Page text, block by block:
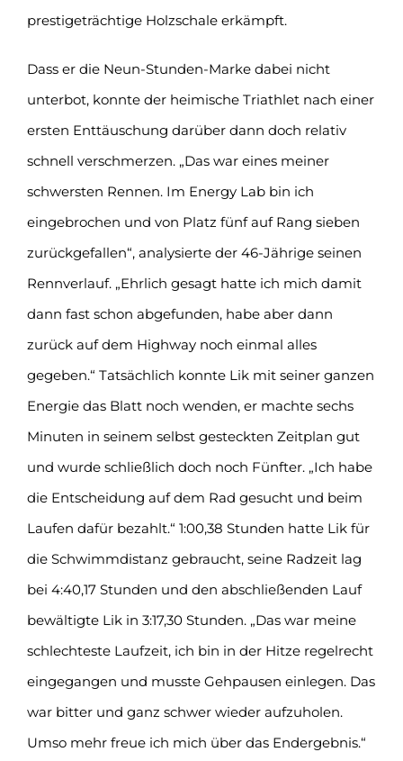
prestigeträchtige Holzschale erkämpft.
Dass er die Neun-Stunden-Marke dabei nicht
unterbot, konnte der heimische Triathlet nach einer
ersten Enttäuschung darüber dann doch relativ
schnell verschmerzen. „Das war eines meiner
schwersten Rennen. Im Energy Lab bin ich
eingebrochen und von Platz fünf auf Rang sieben
zurückgefallen“, analysierte der 46-Jährige seinen
Rennverlauf. „Ehrlich gesagt hatte ich mich damit
dann fast schon abgefunden, habe aber dann
zurück auf dem Highway noch einmal alles
gegeben.“ Tatsächlich konnte Lik mit seiner ganzen
Energie das Blatt noch wenden, er machte sechs
Minuten in seinem selbst gesteckten Zeitplan gut
und wurde schließlich doch noch Fünfter. „Ich habe
die Entscheidung auf dem Rad gesucht und beim
Laufen dafür bezahlt.“ 1:00,38 Stunden hatte Lik für
die Schwimmdistanz gebraucht, seine Radzeit lag
bei 4:40,17 Stunden und den abschließenden Lauf
bewältigte Lik in 3:17,30 Stunden. „Das war meine
schlechteste Laufzeit, ich bin in der Hitze regelrecht
eingegangen und musste Gehpausen einlegen. Das
war bitter und ganz schwer wieder aufzuholen.
Umso mehr freue ich mich über das Endergebnis.“